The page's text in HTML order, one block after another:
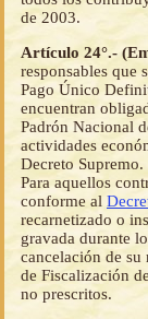
de 2003.
Artículo 24°.-
responsables que
Pago Único
encuentran
Padrón Nacional
actividades
Decreto Supremo.
Para aquellos
conforme al
recarnetizado o
gravada durante
cancelación de
de Fiscalización
no prescritos.